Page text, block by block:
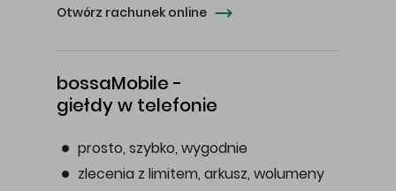
Otwórz rachunek online
bossaMobile -
giełdy w telefonie
prosto, szybko, wygodnie
zlecenia z limitem, arkusz, wolumeny